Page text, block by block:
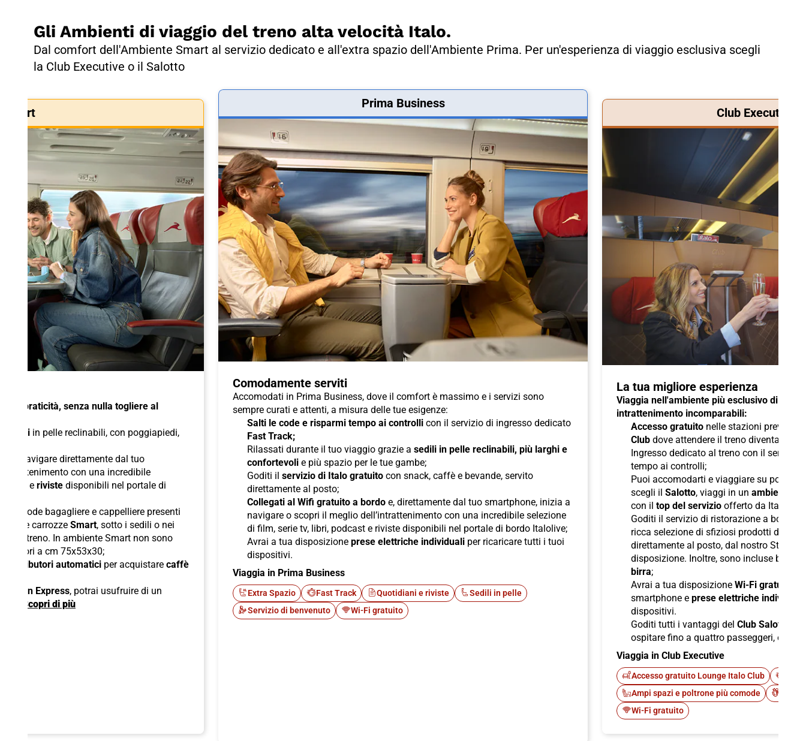
Gli Ambienti di viaggio del treno alta velocità Italo.
Dal comfort dell'Ambiente Smart al servizio dedicato e all'extra spazio dell'Ambiente Prima. Per un'esperienza di viaggio esclusiva scegli
la Club Executive o il Salotto
Smart
e praticità, senza nulla togliere al
sedili in pelle reclinabili, con poggiapiedi,
per navigare direttamente dal tuo
con una incredibile
e riviste disponibili nel portale di
comode bagagliere e cappelliere presenti
nelle carrozze Smart, sotto i sedili o nei
del treno. In ambiente Smart non sono
a cm 75x53x30;
distributori automatici per acquistare caffè
Express, potrai usufruire di un
Scopri di più
Prima Business
Comodamente serviti
Accomodati in Prima Business, dove il comfort è massimo e i servizi sono
sempre curati e attenti, a misura delle tue esigenze:
Salti le code e risparmi tempo ai controlli con il servizio di ingresso dedicato
Fast Track;
Rilassati durante il tuo viaggio grazie a sedili in pelle reclinabili, più larghi e
confortevoli e più spazio per le tue gambe;
Goditi il servizio di Italo gratuito con snack, caffè e bevande, servito
direttamente al posto;
Collegati al Wifi gratuito a bordo e, direttamente dal tuo smartphone, inizia a
navigare o scopri il meglio dell’intrattenimento con una incredibile selezione
di film, serie tv, libri, podcast e riviste disponibili nel portale di bordo Italolive;
Avrai a tua disposizione prese elettriche individuali per ricaricare tutti i tuoi
dispositivi.
Viaggia in Prima Business
Extra Spazio Fast Track Quotidiani e riviste
Sedili in pelle
Servizio di benvenuto
Wi-Fi gratuito
Club Executive
La tua migliore esperienza
Viaggia nell'ambiente più esclusivo di Italo
intrattenimento incomparabili:
Accesso gratuito nelle stazioni previste
Club dove attendere il treno diventa un
Ingresso dedicato al treno con il servizio
tempo ai controlli;
Puoi accomodarti e viaggiare su poltrone
scegli il Salotto, viaggi in un ambiente
con il top del servizio offerto da Italo;
Goditi il servizio di ristorazione a bordo
ricca selezione di sfiziosi prodotti di
direttamente al posto, dal nostro Staff di
disposizione. Inoltre, sono incluse
birra;
Avrai a tua disposizione Wi-Fi gratuito
smartphone e prese elettriche individuali
dispositivi.
Goditi tutti i vantaggi del Club Salotto
ospitare fino a quattro passeggeri,
Viaggia in Club Executive
Accesso gratuito Lounge Italo Club
Ampi spazi e poltrone più comode
Wi-Fi gratuito